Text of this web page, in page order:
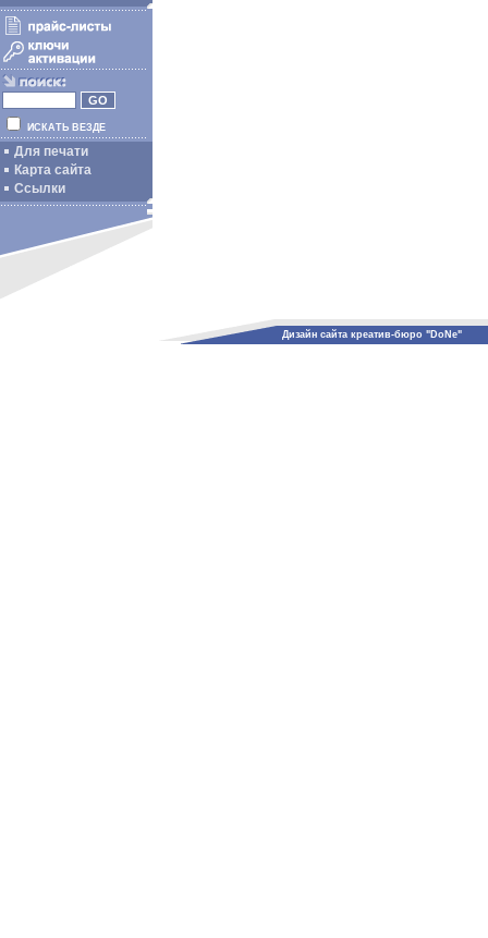
ИСКАТЬ ВЕЗДЕ
Для печати
Карта сайта
Ссылки
Дизайн сайта креатив-бюро "DoNe"